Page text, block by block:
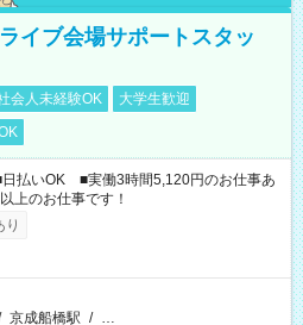
イブ会場サポートスタッ
会人未経験OK
大学生歓迎
払いOK ■実働3時間5,120円のお仕事あ
上のお仕事です！
り
京成船橋駅 / …